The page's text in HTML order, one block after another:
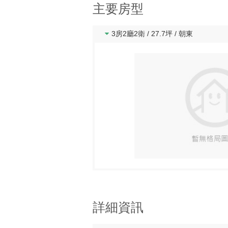
主要房型
3房2廳2衛 / 27.7坪 / 朝東
詳細資訊